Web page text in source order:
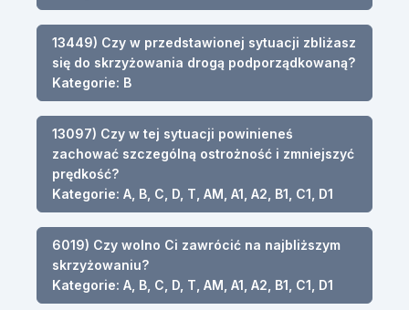
13449) Czy w przedstawionej sytuacji zbliżasz
się do skrzyżowania drogą podporządkowaną?
Kategorie: B
13097) Czy w tej sytuacji powinieneś
zachować szczególną ostrożność i zmniejszyć
prędkość?
Kategorie: A, B, C, D, T, AM, A1, A2, B1, C1, D1
6019) Czy wolno Ci zawrócić na najbliższym
skrzyżowaniu?
Kategorie: A, B, C, D, T, AM, A1, A2, B1, C1, D1